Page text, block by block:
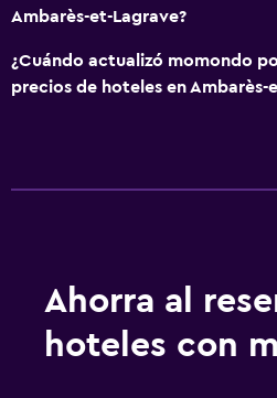
Ambarès-et-Lagrave?
¿Cuándo actualizó momondo
precios de hoteles en Ambarès-
Ahorra al
hoteles con